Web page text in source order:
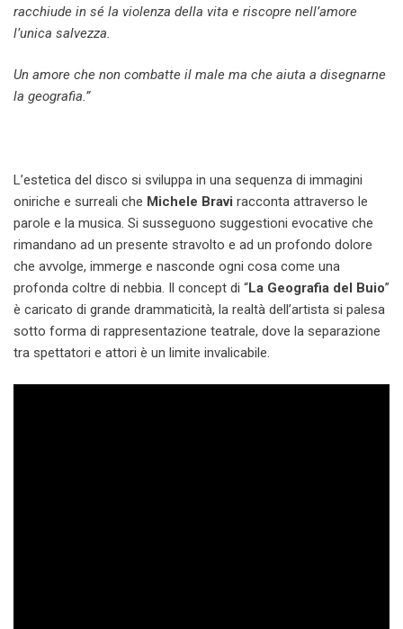
racchiude in sé la violenza della vita e riscopre nell’amore
l’unica salvezza.
Un amore che non combatte il male ma che aiuta a disegnarne
la geografia.”
L’estetica del disco si sviluppa in una sequenza di immagini
oniriche e surreali che Michele Bravi racconta attraverso le
parole e la musica. Si susseguono suggestioni evocative che
rimandano ad un presente stravolto e ad un profondo dolore
che avvolge, immerge e nasconde ogni cosa come una
profonda coltre di nebbia. Il concept di “La Geografia del Buio”
è caricato di grande drammaticità, la realtà dell’artista si palesa
sotto forma di rappresentazione teatrale, dove la separazione
tra spettatori e attori è un limite invalicabile.